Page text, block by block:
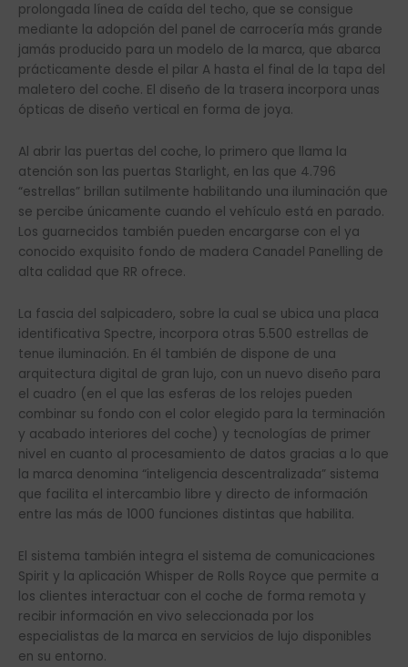
prolongada línea de caída del techo, que se consigue
mediante la adopción del panel de carrocería más grande
jamás producido para un modelo de la marca, que abarca
prácticamente desde el pilar A hasta el final de la tapa del
maletero del coche. El diseño de la trasera incorpora unas
ópticas de diseño vertical en forma de joya.
Al abrir las puertas del coche, lo primero que llama la
atención son las puertas Starlight, en las que 4.796
“estrellas” brillan sutilmente habilitando una iluminación que
se percibe únicamente cuando el vehículo está en parado.
Los guarnecidos también pueden encargarse con el ya
conocido exquisito fondo de madera Canadel Panelling de
alta calidad que RR ofrece.
La fascia del salpicadero, sobre la cual se ubica una placa
identificativa Spectre, incorpora otras 5.500 estrellas de
tenue iluminación. En él también de dispone de una
arquitectura digital de gran lujo, con un nuevo diseño para
el cuadro (en el que las esferas de los relojes pueden
combinar su fondo con el color elegido para la terminación
y acabado interiores del coche) y tecnologías de primer
nivel en cuanto al procesamiento de datos gracias a lo que
la marca denomina “inteligencia descentralizada” sistema
que facilita el intercambio libre y directo de información
entre las más de 1000 funciones distintas que habilita.
El sistema también integra el sistema de comunicaciones
Spirit y la aplicación Whisper de Rolls Royce que permite a
los clientes interactuar con el coche de forma remota y
recibir información en vivo seleccionada por los
especialistas de la marca en servicios de lujo disponibles
en su entorno.